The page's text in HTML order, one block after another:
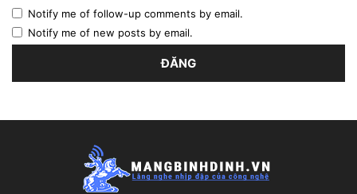
Notify me of follow-up comments by email.
Notify me of new posts by email.